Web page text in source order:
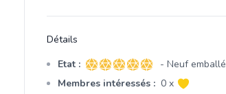
Détails
Etat : 5 sur 5 étoiles
- Neuf emballé
Membres intéressés : 0 x